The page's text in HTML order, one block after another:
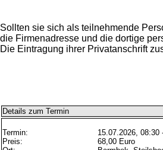
Sollten sie sich als teilnehmende
die Firmenadresse und die dortige
Die Eintragung ihrer Privatanschrift
Details zum Termin
Termin:
15.07.2026, 08:30
Preis:
68,00 Euro